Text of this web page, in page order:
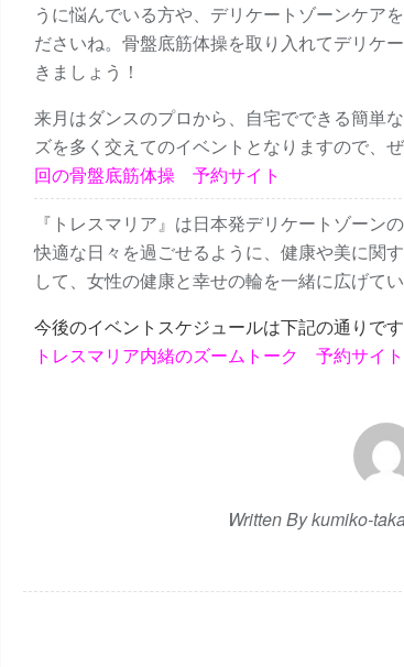
うに悩んでいる方や、デリケートゾーンケア
ださいね。骨盤底筋体操を取り入れてデリケ
きましょう！
来月はダンスのプロから、自宅でできる簡単
ズを多く交えてのイベントとなりますので、
回の骨盤底筋体操 予約サイト
『トレスマリア』は日本発デリケートゾーン
快適な日々を過ごせるように、健康や美に関
して、女性の健康と幸せの輪を一緒に広げて
今後のイベントスケジュールは下記の通りです
トレスマリア内緒のズームトーク 予約サイト
Written By kumiko-